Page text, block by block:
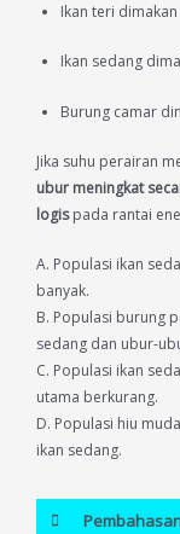
Ikan teri
Ikan sedang
Burung camar
Jika suhu perairan
ubur meningkat
logispada rantai
A. Populasi ikan
banyak.
B. Populasi burung
sedang dan ubur-
C. Populasi ikan
utama berkurang.
D. Populasi hiu
ikan sedang.